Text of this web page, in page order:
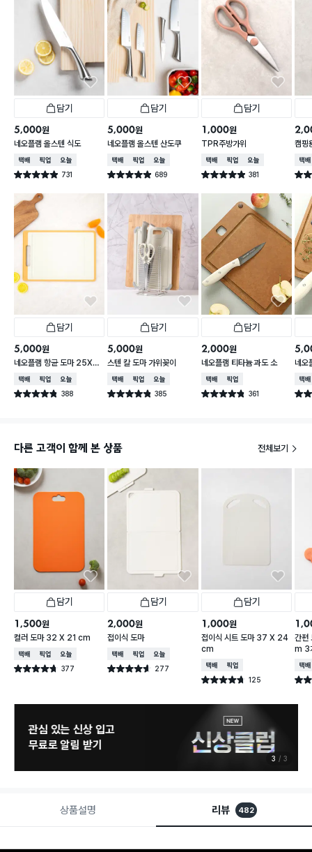
담기
5,000원
네오플램 올스텐 식도
택배배송매장픽업오늘배송
별점 4.9점 731
건 작성
담기
5,000원
네오플램 올스텐 산도쿠
택배배송매장픽업오늘배송
별점 4.9점 689
건 작성
담기
1,000원
TPR주방가위
택배배송매장픽업오늘배송
별점 4.9점 381
건 작성
캠핑
함
택배
별점
담기
5,000원
네오플램 항균 도마 25X3
6cm
택배배송매장픽업오늘배송
별점 4.8점 388
건 작성
담기
5,000원
스텐 칼 도마 가위꽂이
택배배송매장픽업오늘배송
별점 4.8점 385
건 작성
담기
2,000원
네오플램 티타늄 과도 소
택배배송매장픽업
별점 4.8점 361
건 작성
네오
형
택배
별점
다른 고객이 함께 본 상품 전체보기
담기
1,500원
컬러 도마 32 X 21 cm
택배배송매장픽업오늘배송
별점 4.7점 377
건 작성
담기
2,000원
접이식 도마
택배배송매장픽업오늘배송
별점 4.6점 277
건 작성
담기
1,000원
접이식 시트 도마 37 X 24
cm
택배배송매장픽업
별점 4.7점 125
건 작성
간
m 3
택배
별점
관심 있는 신상 입고
무료로 알림 받기
3 3
상품설명 리뷰 482